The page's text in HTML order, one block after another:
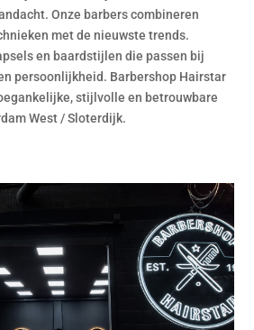
Onze barbers combineren
met de nieuwste trends.
en baardstijlen die passen bij
persoonlijkheid. Barbershop Hairstar
stijlvolle en betrouwbare
West / Sloterdijk.